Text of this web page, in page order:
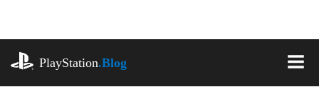
로
뛰
PlayStation.Blog